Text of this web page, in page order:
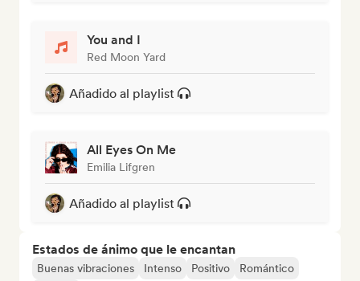
You and I
Red Moon Yard
Añadido al playlist
All Eyes On Me
Emilia Lifgren
Añadido al playlist
Estados de ánimo que le encantan
Buenas vibraciones Intenso Positivo
Romántico